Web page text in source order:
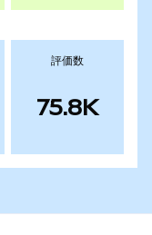
評価数
75.8K